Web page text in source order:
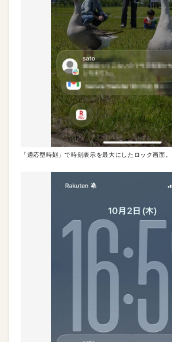
「適応型時刻」で時刻表示を最大にしたロック画面。